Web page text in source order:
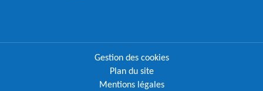
Gestion des cookies
Plan du site
Mentions légales